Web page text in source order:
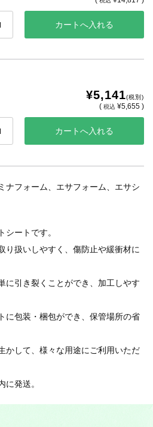
¥5,141(税別)
(税込 ¥5,655 )
ナフォーム、エサフォーム、エサシ
シートです。
り扱いしやすく、傷防止や緩衝材に
に引き裂くことができ、加工しやす
に包装・梱包ができ、保管場所の省
かして、様々な用途にご利用いただ
に発送。